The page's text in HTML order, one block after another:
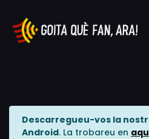
Descarregueu-vos la
Android. La trobareu en